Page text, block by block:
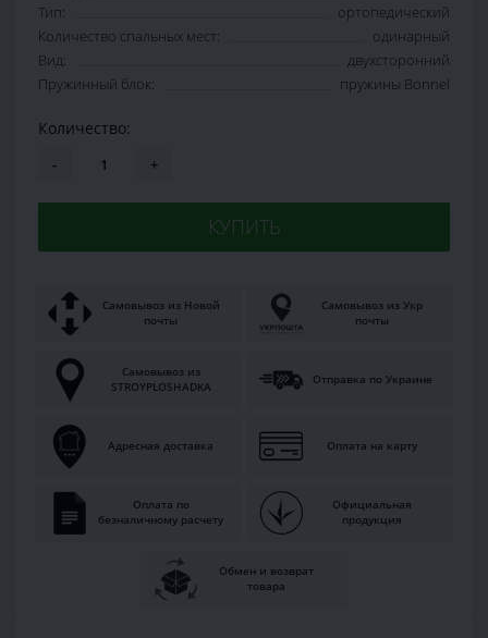
Тип:
ортопедический
Количество спальных мест:
одинарный
Вид:
двухсторонний
Пружинный блок:
пружины Bonnel
Количество:
- +
КУПИТЬ
Самовывоз из Новой
почты
Самовывоз из Укр
почты
Самовывоз из
STROYPLOSHADKA
Отправка по Украине
Адресная доставка Оплата на карту
Оплата по
безналичному расчету
Официальная
продукция
Обмен и возврат
товара